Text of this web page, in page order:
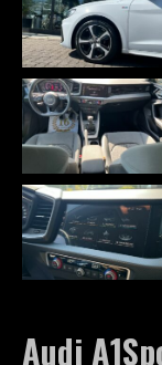
Audi